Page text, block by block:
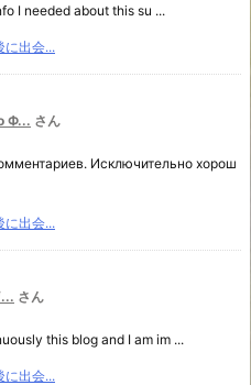
I needed about this su ...
出会...
Ф... さん
Исключительно хорош
出会...
さん
this blog and I am im ...
出会...